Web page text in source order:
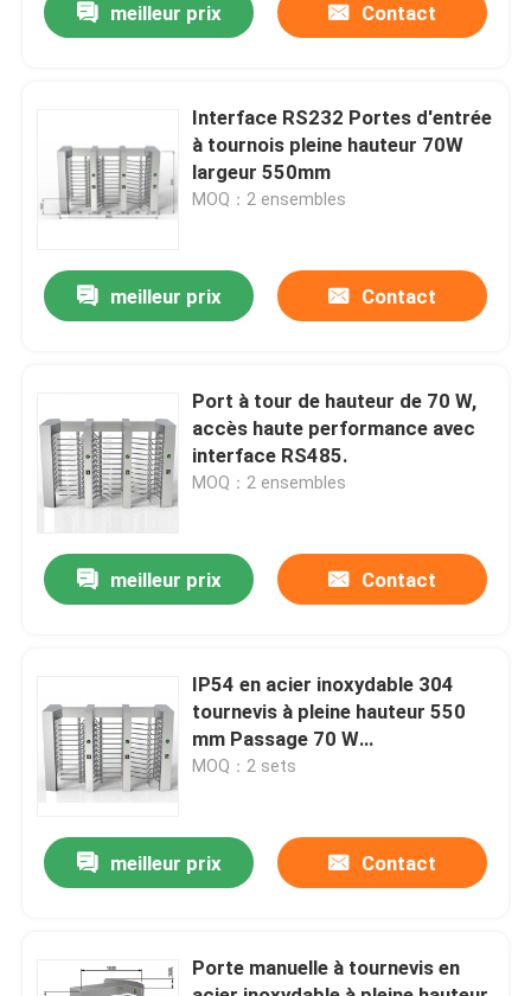
Aperçu
Vidéos
Visite d'usine
Contrôle de la qualité
Contact
nouvelles
Portes électroniques de tourniquet
meilleur prix Contact
Interface RS232 Portes d'entrée
à tournois pleine hauteur 70W
largeur 550mm
MOQ：2 ensembles
meilleur prix Contact
Port à tour de hauteur de 70 W,
accès haute performance avec
interface RS485.
MOQ：2 ensembles
meilleur prix Contact
IP54 en acier inoxydable 304
tournevis à pleine hauteur 550
mm Passage 70 W
Consommation d'énergie
MOQ：2 sets
meilleur prix Contact
Porte manuelle à tournevis en